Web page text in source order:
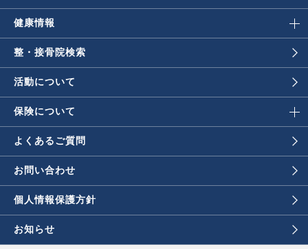
健康情報
整・接骨院検索
活動について
保険について
よくあるご質問
お問い合わせ
個人情報保護方針
お知らせ